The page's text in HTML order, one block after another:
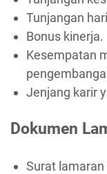
Tunjangan
Bonus kinerja.
Kesempatan
Jenjang karir
Dokumen
Surat lamaran